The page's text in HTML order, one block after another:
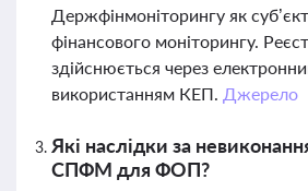
Держфінмоніторингу як
фінансового моніторингу.
здійснюється через
використанням КЕП. Джерело
Які наслідки за
СПФМ для ФОП?